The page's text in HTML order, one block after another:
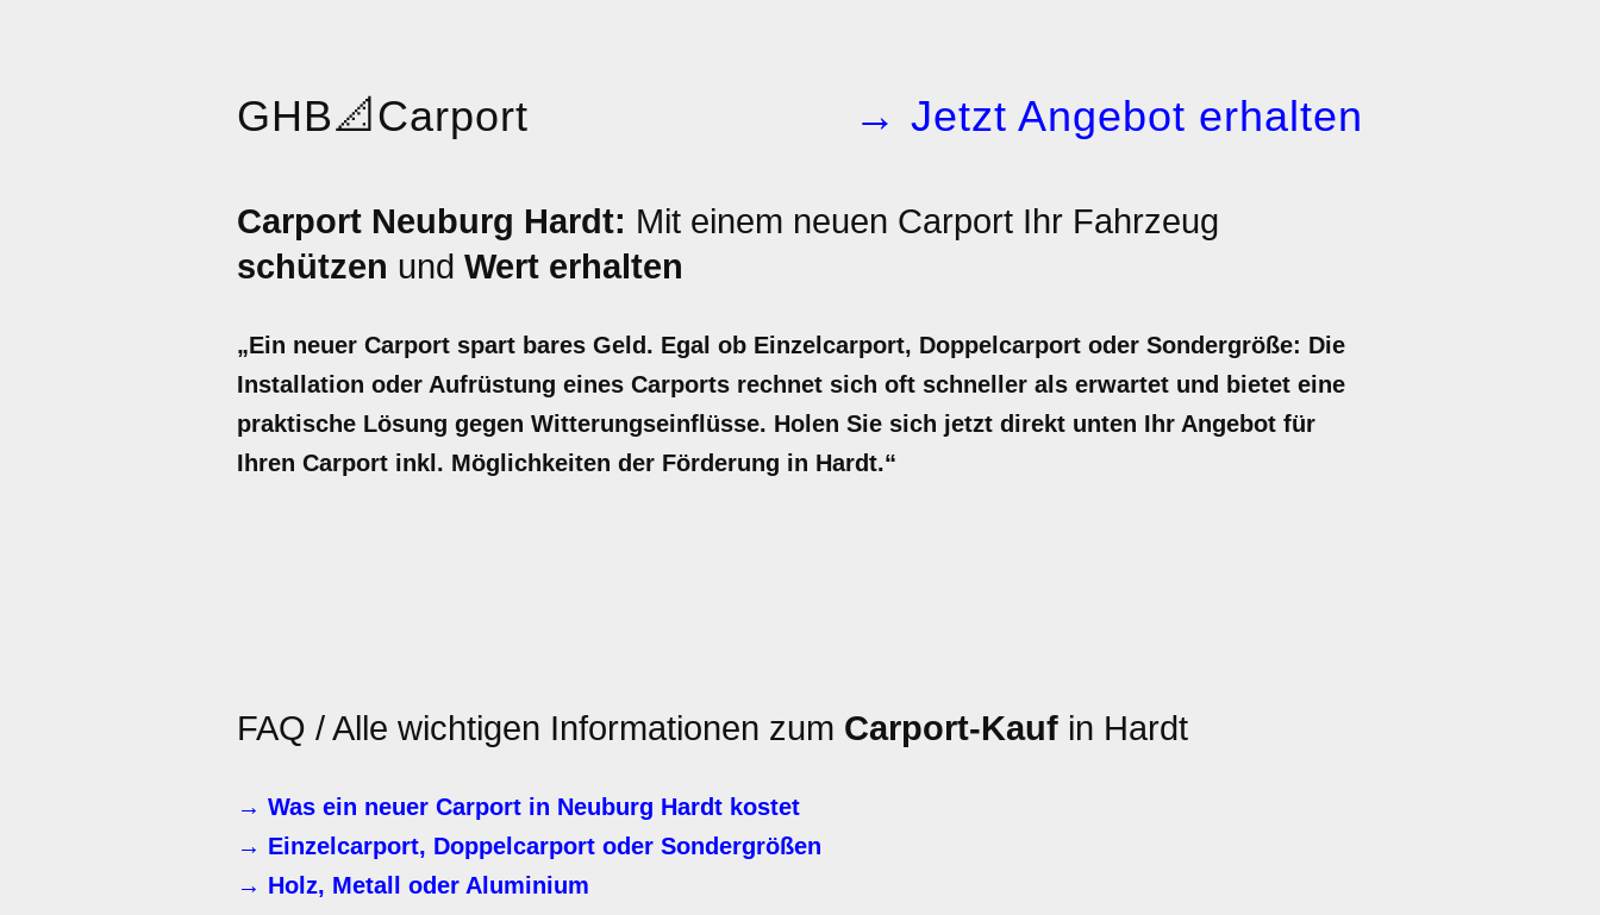
GHB📐Carport → Jetzt Angebot erhalten
Carport Neuburg Hardt: Mit einem neuen Carport Ihr Fahrzeug
schützen und Wert erhalten
„Ein neuer Carport spart bares Geld. Egal ob Einzelcarport, Doppelcarport oder Sondergröße: Die
Installation oder Aufrüstung eines Carports rechnet sich oft schneller als erwartet und bietet eine
praktische Lösung gegen Witterungseinflüsse. Holen Sie sich jetzt direkt unten Ihr Angebot für
Ihren Carport inkl. Möglichkeiten der Förderung in Hardt.“
FAQ / Alle wichtigen Informationen zum Carport-Kauf in Hardt
→ Was ein neuer Carport in Neuburg Hardt kostet
→ Einzelcarport, Doppelcarport oder Sondergrößen
→ Holz, Metall oder Aluminium